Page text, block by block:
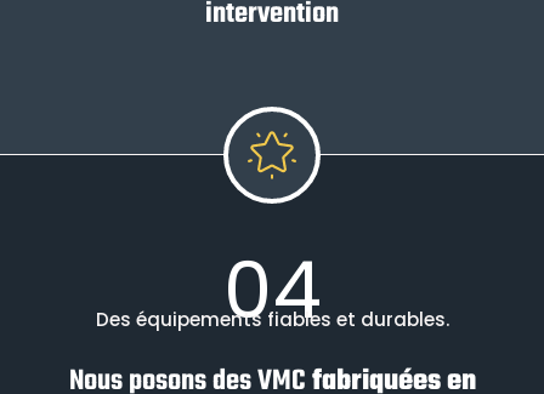
intervention
04
Des équipements fiables et durables.
Nous posons des VMCfabriquées en